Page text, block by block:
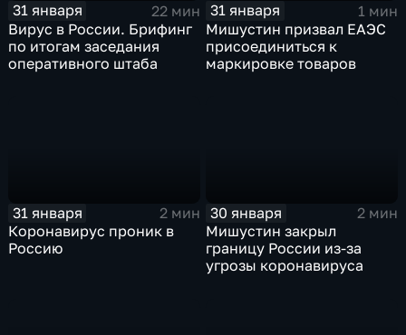
31 января
22 мин
Вирус в России. Брифинг
по итогам заседания
оперативного штаба
31 января
1 мин
Мишустин призвал ЕАЭС
присоединиться к
маркировке товаров
31 января
2 мин
Коронавирус проник в
Россию
30 января
2 мин
Мишустин закрыл
границу России из-за
угрозы коронавируса